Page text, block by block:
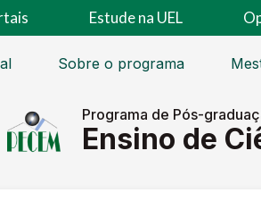
Estude na UEL
Sobre o programa
Programa de Pós-
Ensino de